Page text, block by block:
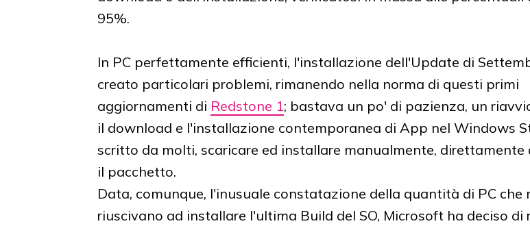
95%.
In PC perfettamente efficienti, l'installazione dell'Update di
creato particolari problemi, rimanendo nella norma di questi primi
aggiornamenti di Redstone 1; bastava un po' di pazienza, un
il download e l'installazione contemporanea di App nel Windows
scritto da molti, scaricare ed installare manualmente, direttamente
il pacchetto.
Data, comunque, l'inusuale constatazione della quantità di PC che
riuscivano ad installare l'ultima Build del SO, Microsoft ha deciso di